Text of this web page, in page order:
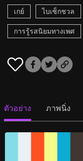
เกย์
ไบเซ็กชวล
การรู้รสนิยมทางเพศ
ตัวอย่าง ภาพนิ่ง